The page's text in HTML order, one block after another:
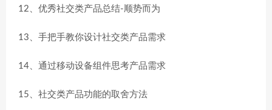
12、优秀社交类产品总结-顺势而为
13、手把手教你设计社交类产品需求
14、通过移动设备组件思考产品需求
15、社交类产品功能的取舍方法